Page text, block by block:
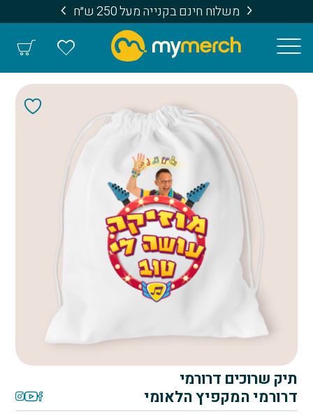
משלוח חינם בקנייה מעל 250 ש״ח
תיק שרוכים דרורמי
דרורמי המקפיץ הלאומי